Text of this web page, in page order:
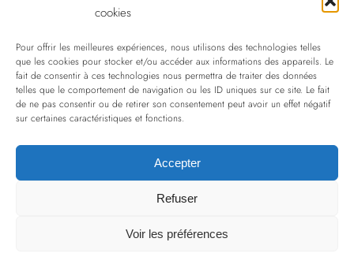
cookies
Pour offrir les meilleures expériences, nous utilisons des technologies telles
que les cookies pour stocker et/ou accéder aux informations des appareils. Le
fait de consentir à ces technologies nous permettra de traiter des données
telles que le comportement de navigation ou les ID uniques sur ce site. Le fait
de ne pas consentir ou de retirer son consentement peut avoir un effet négatif
sur certaines caractéristiques et fonctions.
Accepter
Refuser
Voir les préférences
SOMMAIRE
Créations métal sur mesure
Créations verre sur mesure
La sélection Prescott
Services
Politique de confidentialité